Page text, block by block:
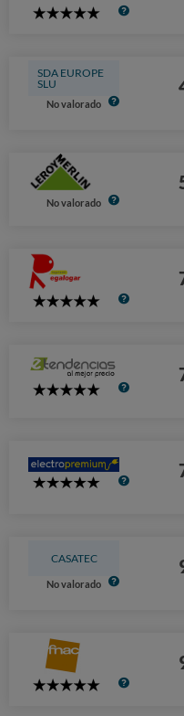
5
SDA EUROPE
SLU
No valorado
No valorado
5
5
5
CASATEC
No valorado
5